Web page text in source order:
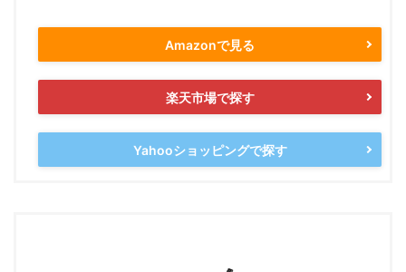
Amazonで見る
楽天市場で探す
Yahooショッピングで探す